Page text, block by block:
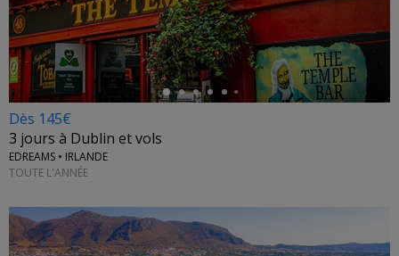
←
Dès 145€
3 jours à Dublin et vols
EDREAMS • IRLANDE
TOUTE L'ANNÉE